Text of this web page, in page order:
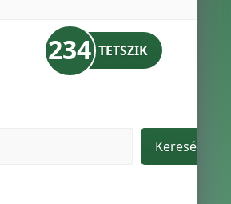
234 TETSZIK
Keresés